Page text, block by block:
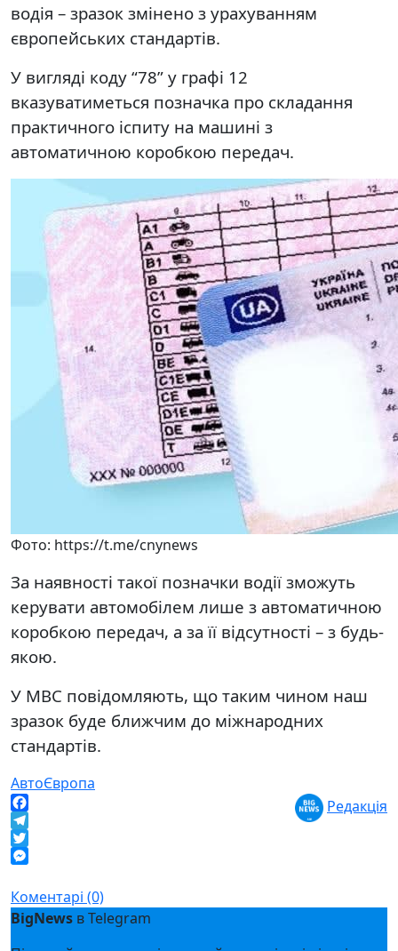
водія – зразок змінено з урахуванням
європейських стандартів.
У вигляді коду “78” у графі 12
вказуватиметься позначка про складання
практичного іспиту на машині з
автоматичною коробкою передач.
Фото: https://t.me/cnynews
За наявності такої позначки водії зможуть
керувати автомобілем лише з автоматичною
коробкою передач, а за її відсутності – з будь-
якою.
У МВС повідомляють, що таким чином наш
зразок буде ближчим до міжнародних
стандартів.
АвтоЄвропа
Facebook
Telegram
Twitter
Редакція
Коментарі (0)
BigNews в Telegram